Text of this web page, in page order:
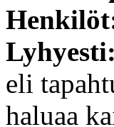
Lyhyesti:
eli
haluaa